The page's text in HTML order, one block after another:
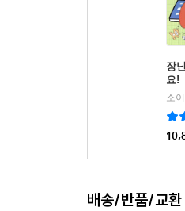
장
요!
소
배송/반품/교환